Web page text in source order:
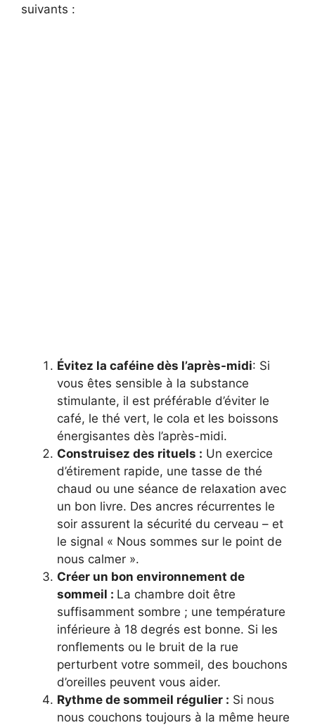
suivants :
Évitez la caféine dès l’après-midi: Si
vous êtes sensible à la substance
stimulante, il est préférable d’éviter le
café, le thé vert, le cola et les boissons
énergisantes dès l’après-midi.
Construisez des rituels : Un exercice
d’étirement rapide, une tasse de thé
chaud ou une séance de relaxation avec
un bon livre. Des ancres récurrentes le
soir assurent la sécurité du cerveau – et
le signal « Nous sommes sur le point de
nous calmer ».
Créer un bon environnement de
sommeil : La chambre doit être
suffisamment sombre ; une température
inférieure à 18 degrés est bonne. Si les
ronflements ou le bruit de la rue
perturbent votre sommeil, des bouchons
d’oreilles peuvent vous aider.
Rythme de sommeil régulier : Si nous
nous couchons toujours à la même heure